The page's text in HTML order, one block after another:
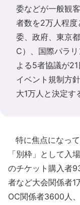
委などが一般観
者数を2万人程
委、政府、東京
C）、国際パラ
よる5者協議が
イベント規制方
大1万人と決定す
特に焦点になっ
「別枠」として入
のチケット購入者
者など大会関係者
OC関係者3600人